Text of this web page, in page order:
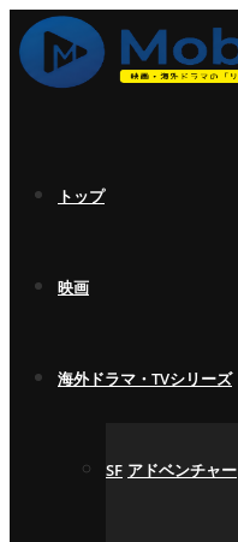
トップ
映画
海外ドラマ・TVシリーズ
SF アドベンチャー